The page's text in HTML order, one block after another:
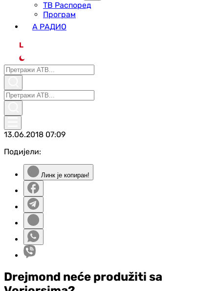
ТВ Распоред
Програм
А РАДИО
L
13.06.2018 07:09
Подијели:
Линк је копиран!
Drejmond neće produžiti sa